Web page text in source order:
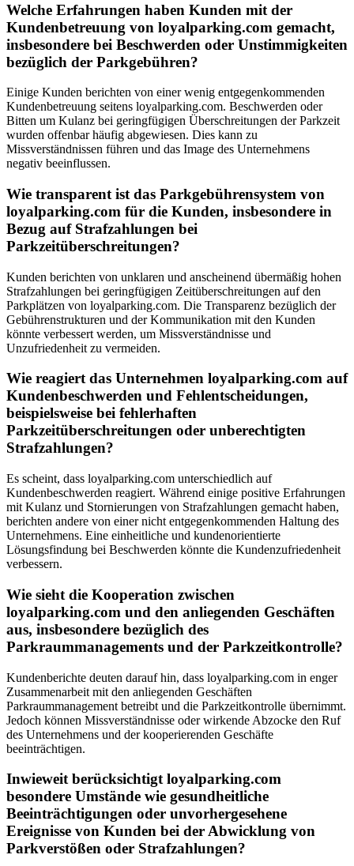
Welche Erfahrungen haben Kunden mit der
Kundenbetreuung von loyalparking.com gemacht,
insbesondere bei Beschwerden oder Unstimmigkeiten
bezüglich der Parkgebühren?
Einige Kunden berichten von einer wenig entgegenkommenden
Kundenbetreuung seitens loyalparking.com. Beschwerden oder
Bitten um Kulanz bei geringfügigen Überschreitungen der Parkzeit
wurden offenbar häufig abgewiesen. Dies kann zu
Missverständnissen führen und das Image des Unternehmens
negativ beeinflussen.
Wie transparent ist das Parkgebührensystem von
loyalparking.com für die Kunden, insbesondere in
Bezug auf Strafzahlungen bei
Parkzeitüberschreitungen?
Kunden berichten von unklaren und anscheinend übermäßig hohen
Strafzahlungen bei geringfügigen Zeitüberschreitungen auf den
Parkplätzen von loyalparking.com. Die Transparenz bezüglich der
Gebührenstrukturen und der Kommunikation mit den Kunden
könnte verbessert werden, um Missverständnisse und
Unzufriedenheit zu vermeiden.
Wie reagiert das Unternehmen loyalparking.com auf
Kundenbeschwerden und Fehlentscheidungen,
beispielsweise bei fehlerhaften
Parkzeitüberschreitungen oder unberechtigten
Strafzahlungen?
Es scheint, dass loyalparking.com unterschiedlich auf
Kundenbeschwerden reagiert. Während einige positive Erfahrungen
mit Kulanz und Stornierungen von Strafzahlungen gemacht haben,
berichten andere von einer nicht entgegenkommenden Haltung des
Unternehmens. Eine einheitliche und kundenorientierte
Lösungsfindung bei Beschwerden könnte die Kundenzufriedenheit
verbessern.
Wie sieht die Kooperation zwischen
loyalparking.com und den anliegenden Geschäften
aus, insbesondere bezüglich des
Parkraummanagements und der Parkzeitkontrolle?
Kundenberichte deuten darauf hin, dass loyalparking.com in enger
Zusammenarbeit mit den anliegenden Geschäften
Parkraummanagement betreibt und die Parkzeitkontrolle übernimmt.
Jedoch können Missverständnisse oder wirkende Abzocke den Ruf
des Unternehmens und der kooperierenden Geschäfte
beeinträchtigen.
Inwieweit berücksichtigt loyalparking.com
besondere Umstände wie gesundheitliche
Beeinträchtigungen oder unvorhergesehene
Ereignisse von Kunden bei der Abwicklung von
Parkverstößen oder Strafzahlungen?